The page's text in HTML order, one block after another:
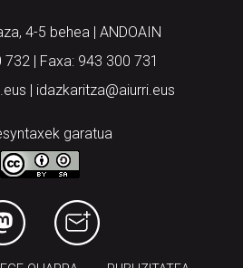
4-5 behea | ANDOAIN
732 | Faxa: 943 300 731
| idazkaritza@aiurri.eus
garatua